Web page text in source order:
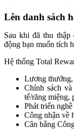
Lên danh sách
Sau khi đã thu
động bạn muốn tích
Hệ thống Total
Lương thưởng,
Chính sách
tế/răng
Phát triển
Công nhận về
Cân bằng